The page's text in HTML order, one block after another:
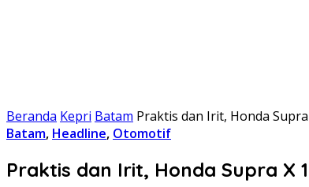
Beranda Kepri Batam Praktis dan Irit, Honda
Batam, Headline, Otomotif
Praktis dan Irit, Honda Supra X